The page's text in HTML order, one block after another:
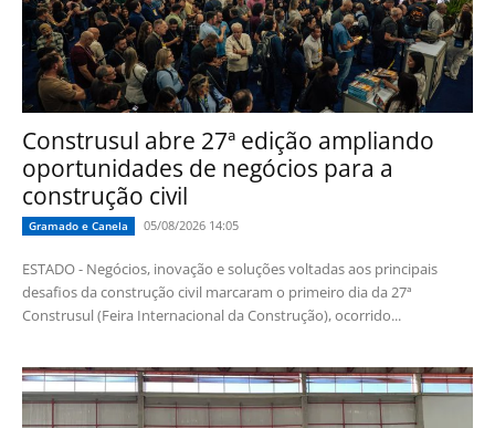
Construsul abre 27ª edição ampliando
oportunidades de negócios para a
construção civil
Gramado e Canela 05/08/2026 14:05
ESTADO - Negócios, inovação e soluções voltadas aos principais
desafios da construção civil marcaram o primeiro dia da 27ª
Construsul (Feira Internacional da Construção), ocorrido...